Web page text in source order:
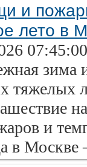
и
лето в
зима
тяжелых
и
в